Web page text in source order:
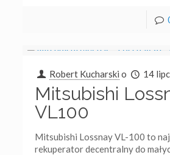
Robert Kucharski o 14
Mitsubishi
VL100
Mitsubishi Lossnay VL-100 to
rekuperator decentralny do